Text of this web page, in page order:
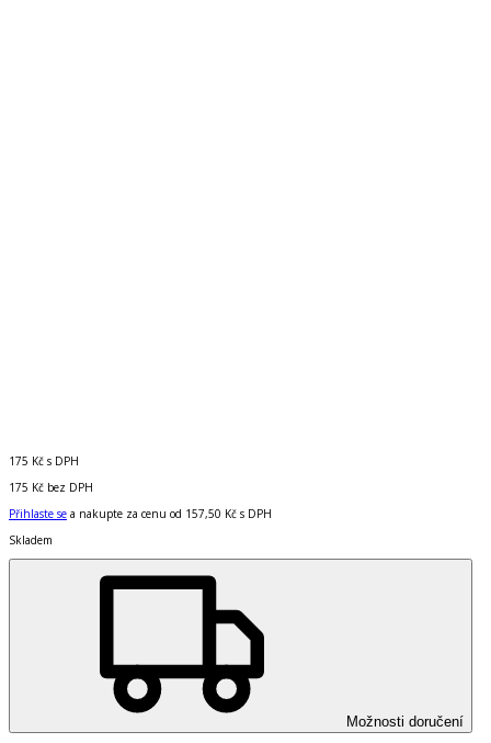
175 Kč s DPH
175 Kč bez DPH
Přihlaste se a nakupte za cenu od 157,50 Kč s DPH
Skladem
Možnosti doručení